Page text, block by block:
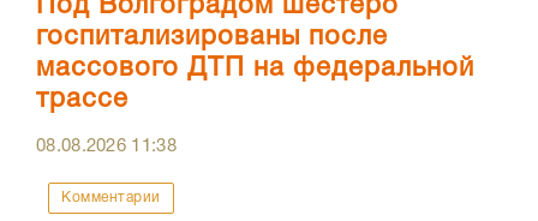
Под Волгоградом шестеро
госпитализированы после
массового ДТП на федеральной
трассе
08.08.2026 11:38
Комментарии